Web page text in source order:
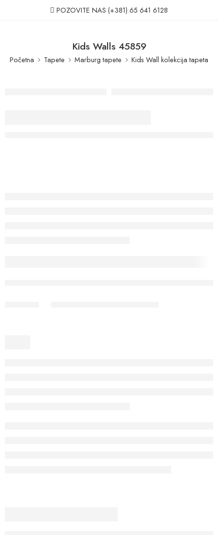
POZOVITE NAS (+381) 65 641 6128
Kids Walls 45859
Početna Tapete Marburg tapete Kids Wall kolekcija tapeta